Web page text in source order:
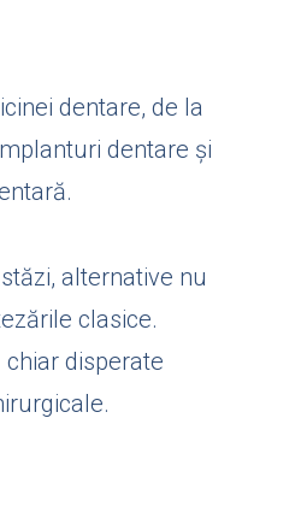
dentare, de la
dentare și
alternative nu
clasice.
disperate